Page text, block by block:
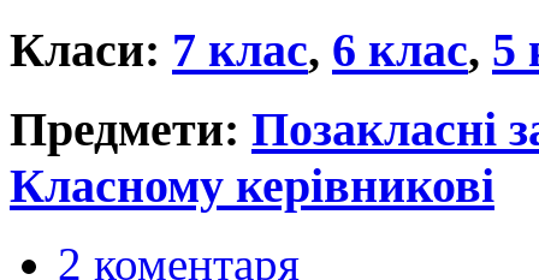
Класи: 7 клас, 6 клас, 5
Предмети: Позакласні
Класному керівникові
2 коментаря